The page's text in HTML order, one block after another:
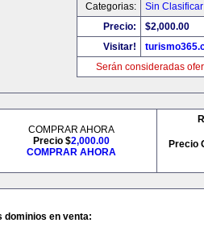
Categorias:
Sin Clasificar
Precio:
$2,000.00
Visitar!
Serán consideradas
COMPRAR AHORA
Precio $2,000.00
COMPRAR AHORA
Precio
dominios en venta: